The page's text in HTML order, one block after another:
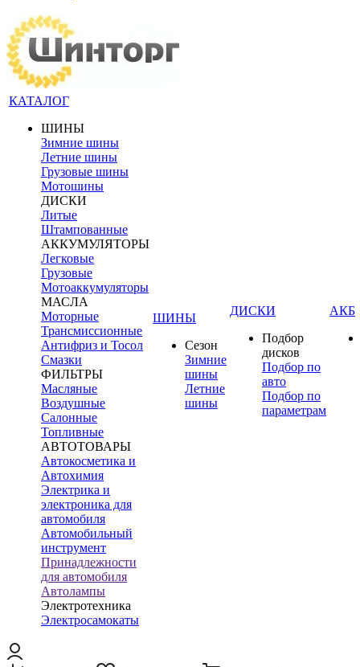
КАТАЛОГ
ШИНЫ
Зимние шины
Летние шины
Грузовые шины
Мотошины
ДИСКИ
Литые
Штампованные
АККУМУЛЯТОРЫ
Легковые
Грузовые
Мотоаккумуляторы
МАСЛА
Моторные
Трансмиссионные
Антифриз и Тосол
Смазки
ФИЛЬТРЫ
Масляные
Воздушные
Салонные
Топливные
АВТОТОВАРЫ
Автокосметика и
Автохимия
Электрика и
электроника для
автомобиля
Автомобильный
инструмент
Принадлежности
для автомобиля
Автолампы
Электротехника
Электросамокаты
ШИНЫ
Сезон
Зимние
шины
Летние
шины
ДИСКИ
Подбор
дисков
Подбор по
авто
Подбор по
параметрам
АКБ